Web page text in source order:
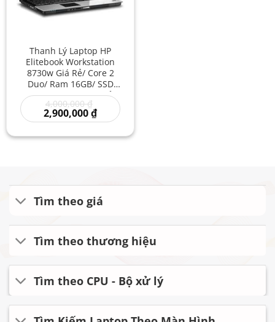
Thanh Lý Laptop HP
Elitebook Workstation
8730w Giá Rẻ/ Core 2
Duo/ Ram 16GB/ SSD
512GB/ Laptop Giá Sỉ/
Laptop Game Đồ Họa/
Máy Trạm Cũ Giá Rẻ
4,000,000₫
gốc
là:
2,900,000₫Giá
hiện
là:
Tìm theo giá
Tìm theo thương hiệu
Tìm theo CPU - Bộ xử lý